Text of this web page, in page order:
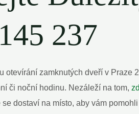
237
otevírání zamknutých dveří v
⁢či noční hodinu. Nezáleží ‌na tom,⁢
dostaví⁣ na místo, aby vám